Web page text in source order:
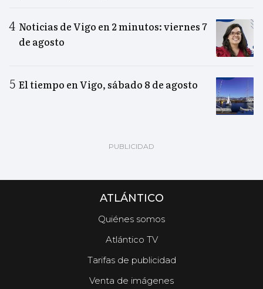
Noticias de Vigo en 2 minutos: viernes 7
de agosto
El tiempo en Vigo, sábado 8 de agosto
ATLÁNTICO
Quiénes somos
Atlántico TV
Tarifas de publicidad
Venta de imágenes